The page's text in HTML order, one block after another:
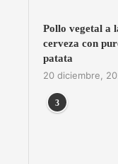
Pollo vegetal a
cerveza con
patata
20 diciembre,
3